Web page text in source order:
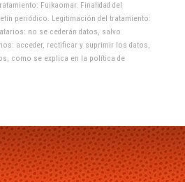
Fuikaomar. Finalidad del
periódico. Legitimación del tratamiento:
no se cederán datos, salvo
acceder, rectificar y suprimir los datos,
como se explica en la política de